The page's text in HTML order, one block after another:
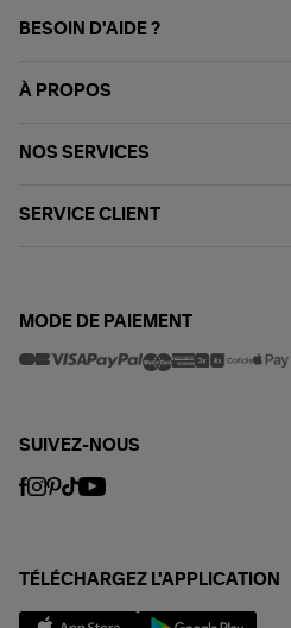
BESOIN D'AIDE ?
À PROPOS
NOS SERVICES
SERVICE CLIENT
MODE DE PAIEMENT
SUIVEZ-NOUS
TÉLÉCHARGEZ L'APPLICATION